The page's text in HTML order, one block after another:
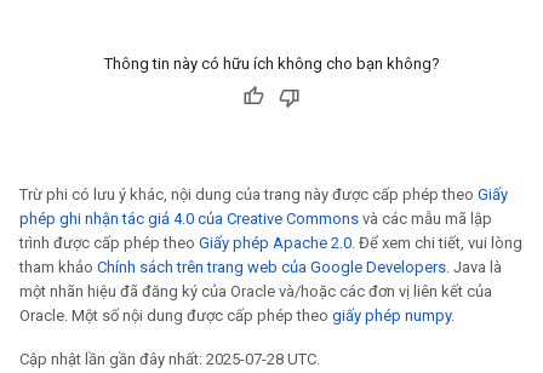
Thông tin này có hữu ích không cho bạn không?
Trừ phi có lưu ý khác, nội dung của trang này được cấp phép theo Giấy
phép ghi nhận tác giả 4.0 của Creative Commons và các mẫu mã lập
trình được cấp phép theo Giấy phép Apache 2.0. Để xem chi tiết, vui lòng
tham khảo Chính sách trên trang web của Google Developers. Java là
một nhãn hiệu đã đăng ký của Oracle và/hoặc các đơn vị liên kết của
Oracle. Một số nội dung được cấp phép theo giấy phép numpy.
Cập nhật lần gần đây nhất: 2025-07-28 UTC.